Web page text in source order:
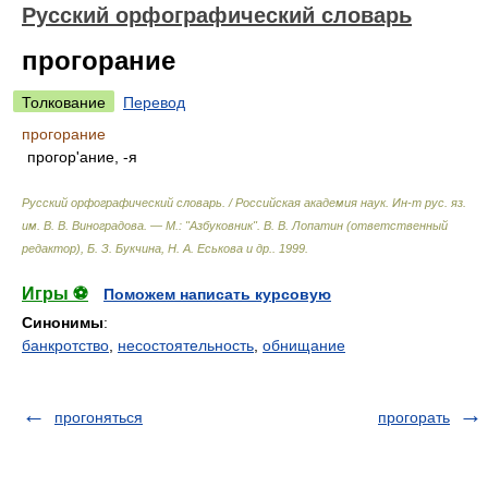
Русский орфографический словарь
прогорание
Толкование
Перевод
прогорание
прогор'ание, -я
Русский орфографический словарь. / Российская академия наук. Ин-т рус. яз.
им. В. В. Виноградова. — М.: "Азбуковник". В. В. Лопатин (ответственный
редактор), Б. З. Букчина, Н. А. Еськова и др.
1999
Игры ⚽
Поможем написать курсовую
Синонимы:
банкротство несостоятельность обнищание
прогоняться прогорать